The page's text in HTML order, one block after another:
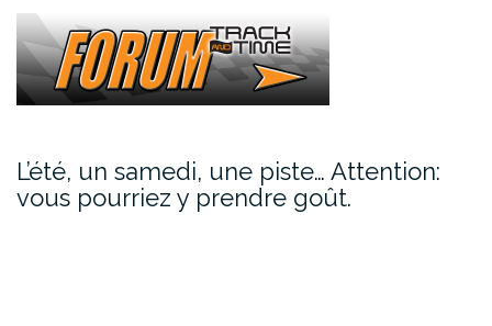
L’été, un samedi, une piste… Attention:
vous pourriez y prendre goût.